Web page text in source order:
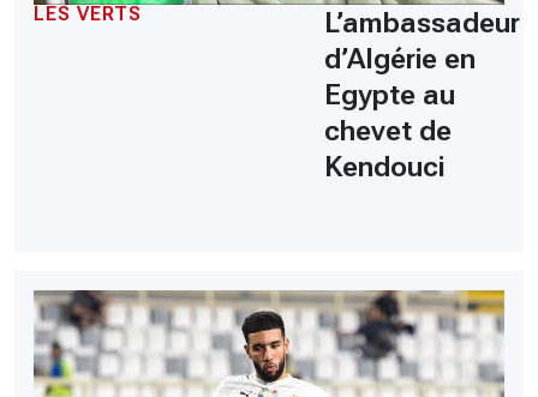
LES VERTS
L’ambassadeur
d’Algérie en
Egypte au
chevet de
Kendouci